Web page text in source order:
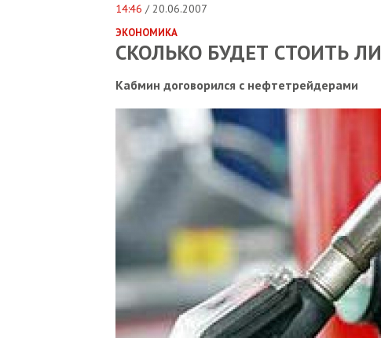
14:46 / 20.06.2007
ЭКОНОМИКА
СКОЛЬКО БУДЕТ СТОИТЬ
Кабмин договорился с нефтетрейдерами